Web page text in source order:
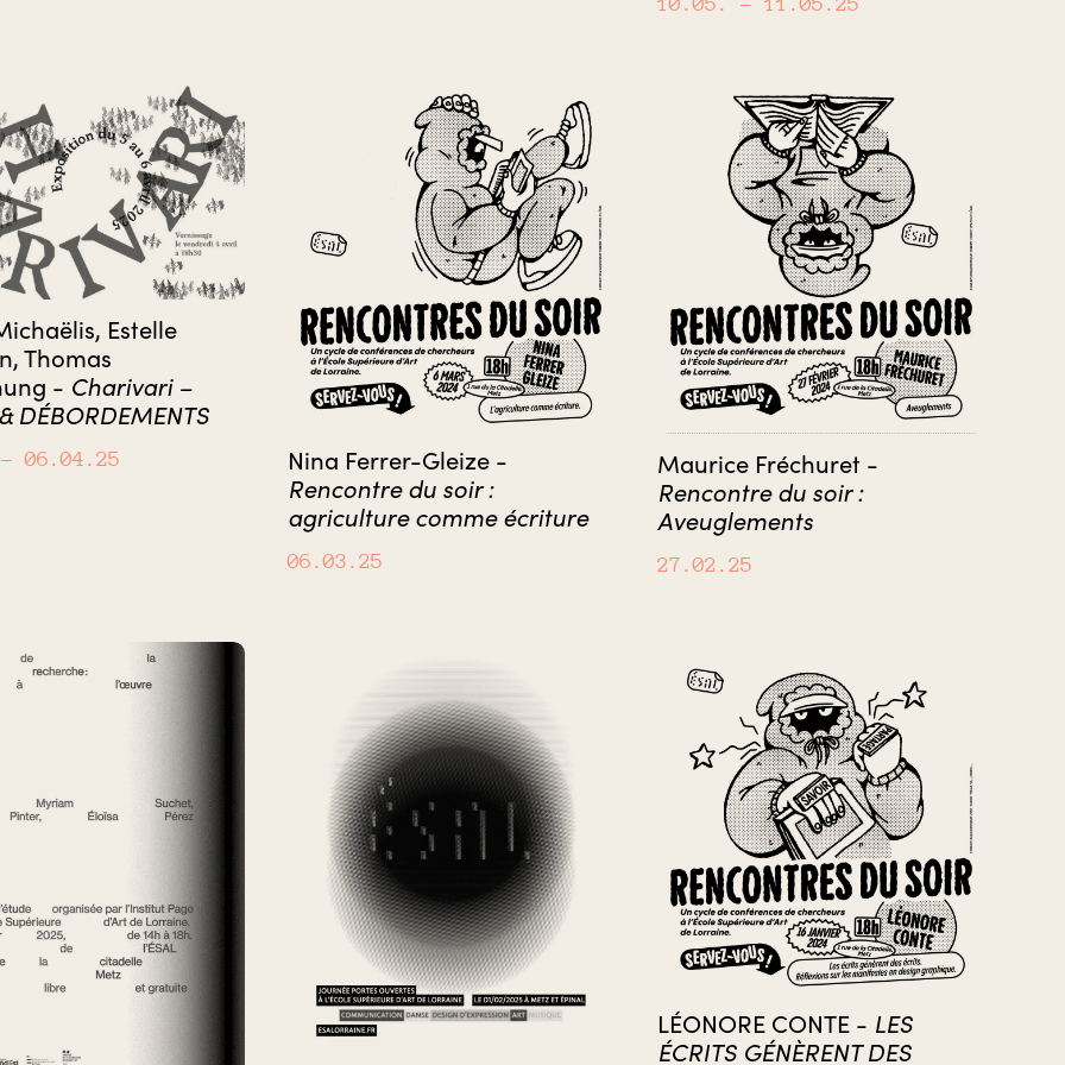
Estelle
Thomas
- Charivari –
DÉBORDEMENTS
06.04.25
Nina Ferrer-Gleize -
Rencontre du soir :
agriculture comme écriture
06.03.25
Maurice Fréchuret -
Rencontre du soir :
Aveuglements
27.02.25
LÉONORE CONTE - LES
ÉCRITS GÉNÈRENT DES